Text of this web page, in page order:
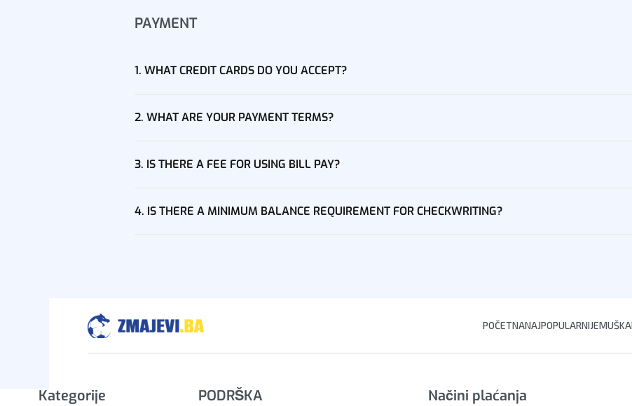
PAYMENT
1. WHAT CREDIT CARDS DO YOU ACCEPT?
2. WHAT ARE YOUR PAYMENT TERMS?
3. IS THERE A FEE FOR USING BILL PAY?
4. IS THERE A MINIMUM BALANCE REQUIREMENT FOR CHECKWRITING?
POČETNANAJPOPULARNIJE
Kategorije PODRŠKA Načini plaćanja